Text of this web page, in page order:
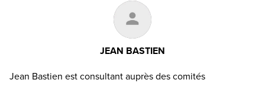
JEAN BASTIEN
Jean Bastien est consultant auprès des comités